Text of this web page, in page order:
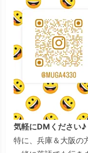
気軽にDMください♪
特に、兵庫＆大阪の